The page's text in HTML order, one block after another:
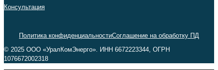
Консультация
Политика конфиденциальностиСоглашение на обработку ПД
© 2025 ООО «УралКомЭнерго». ИНН 6672223344, ОГРН
1076672002318